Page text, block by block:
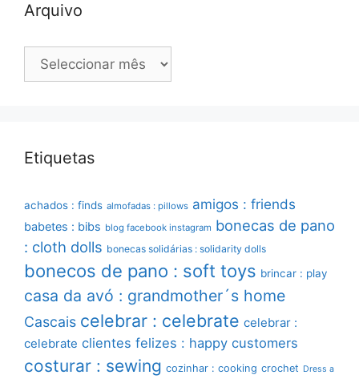
Arquivo
Arquivo
Etiquetas
achados : finds almofadas : pillows amigos : friends
babetes : bibs blog facebook instagram bonecas de pano
: cloth dolls bonecas solidárias : solidarity dolls
bonecos de pano : soft toys brincar : play
casa da avó : grandmother´s home
Cascais celebrar : celebrate celebrar :
celebrate clientes felizes : happy customers
costurar : sewing cozinhar : cooking crochet Dress a